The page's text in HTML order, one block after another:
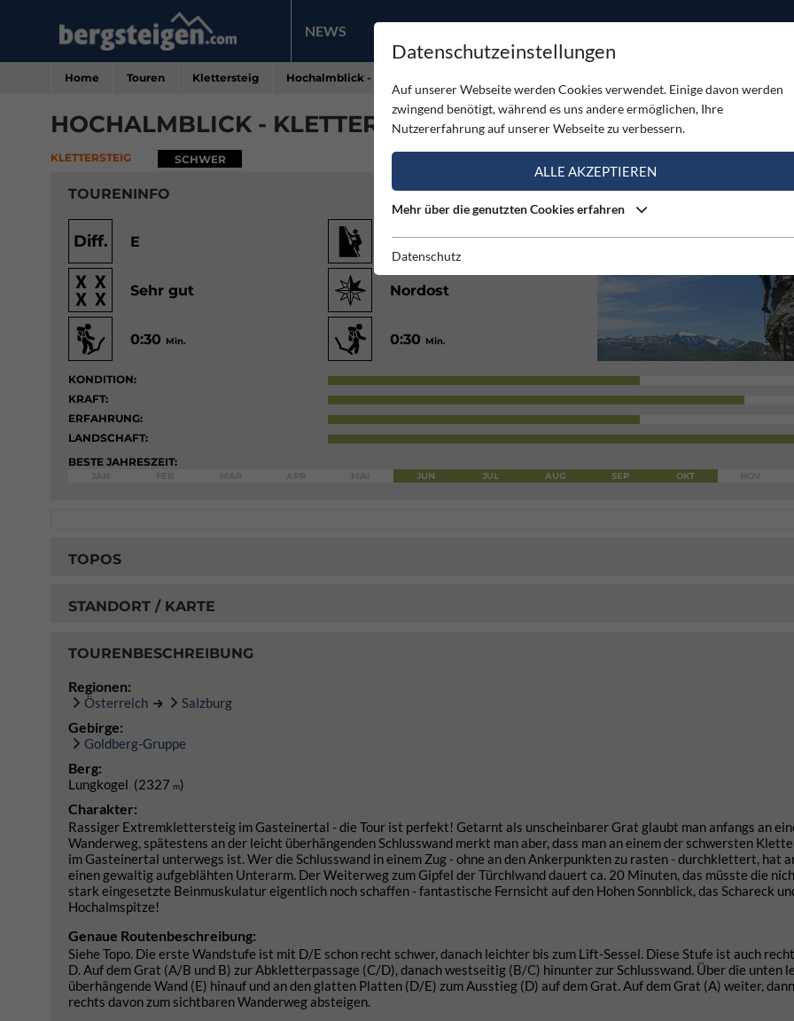
NEWS PRODUKTE
Home Touren Klettersteig Hochalmblick - Klettersteig
HOCHALMBLICK - KLETTERSTEIG
KLETTERSTEIG SCHWER
TOURENINFO
Diff. E 200Hm/ 400Hm
1:30 Std./ 2:30
Sehr gut Nordost
0:30 Min. 0:30 Min.
KONDITION:
KRAFT:
ERFAHRUNG:
LANDSCHAFT:
BESTE JAHRESZEIT:
JUN JUL AUG SEP OKT
TOPOS
STANDORT / KARTE
TOURENBESCHREIBUNG
Regionen:
Österreich Salzburg
Gebirge:
Goldberg-Gruppe
Berg:
Lungkogel (2327 m)
Charakter:
Rassiger Extremklettersteig im Gasteinertal - die Tour ist perfekt! Getarnt als unscheinbarer Grat glaubt man anfangs an
Wanderweg, spätestens an der leicht überhängenden Schlusswand merkt man aber, dass man an einem der schwersten
im Gasteinertal unterwegs ist. Wer die Schlusswand in einem Zug - ohne an den Ankerpunkten zu rasten - durchklettert, hat
einen gewaltig aufgeblähten Unterarm. Der Weiterweg zum Gipfel der Türchlwand dauert ca. 20 Minuten, das müsste die
stark eingesetzte Beinmuskulatur eigentlich noch schaffen - fantastische Fernsicht auf den Hohen Sonnblick, das Schareck
Hochalmspitze!
Genaue Routenbeschreibung:
Siehe Topo. Die erste Wandstufe ist mit D/E schon recht schwer, danach leichter bis zum Lift-Sessel. Diese Stufe ist auch
D. Auf dem Grat (A/B und B) zur Abkletterpassage (C/D), danach westseitig (B/C) hinunter zur Schlusswand. Über die unten
überhängende Wand (E) hinauf und an den glatten Platten (D/E) zum Ausstieg (D) auf dem Grat. Auf dem Grat (A) weiter,
rechts davon zum sichtbaren Wanderweg absteigen.
Datenschutzeinstellungen
Auf unserer Webseite werden Cookies verwendet. Einige davon werden
zwingend benötigt, während es uns andere ermöglichen, Ihre
Nutzererfahrung auf unserer Webseite zu verbessern.
ALLE AKZEPTIEREN
Mehr über die genutzten Cookies erfahren
Datenschutz